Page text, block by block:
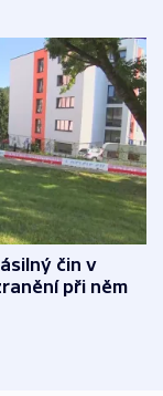
čin v
při něm